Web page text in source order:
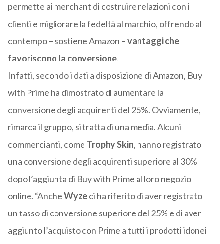
permette ai merchant di costruire relazioni con i
clienti e migliorare la fedeltà al marchio, offrendo al
contempo – sostiene Amazon –vantaggi che
favoriscono la conversione.
Infatti, secondo i dati a disposizione di Amazon, Buy
with Prime ha dimostrato di aumentare la
conversione degli acquirenti del 25%. Ovviamente,
rimarca il gruppo, si tratta di una media. Alcuni
commercianti, come Trophy Skin, hanno registrato
una conversione degli acquirenti superiore al 30%
dopo l’aggiunta di Buy with Prime al loro negozio
online. “AncheWyzeci ha riferito di aver registrato
un tasso di conversione superiore del 25% e di aver
aggiunto l’acquisto con Prime a tutti i prodotti idonei